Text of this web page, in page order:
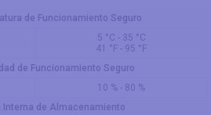
de Funcionamiento Seguro
5 °C - 35 °C
41 °F - 95 °F
de Funcionamiento Seguro
10 % - 80 %
Interna de Almacenamiento